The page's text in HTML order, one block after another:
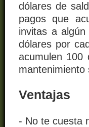
dólares de
pagos que
invitas a
dólares por
acumulen
mantenimiento
Ventajas
- No te cuesta